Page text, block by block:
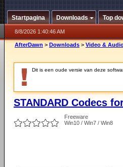
Startpagina Downloads Top
8/8/2026 1:40:46 AM
AfterDawn > Downloads > Video &
Dit is een oude versie van deze
STANDARD Codecs
Freeware
Win10 / Win7 / Win8